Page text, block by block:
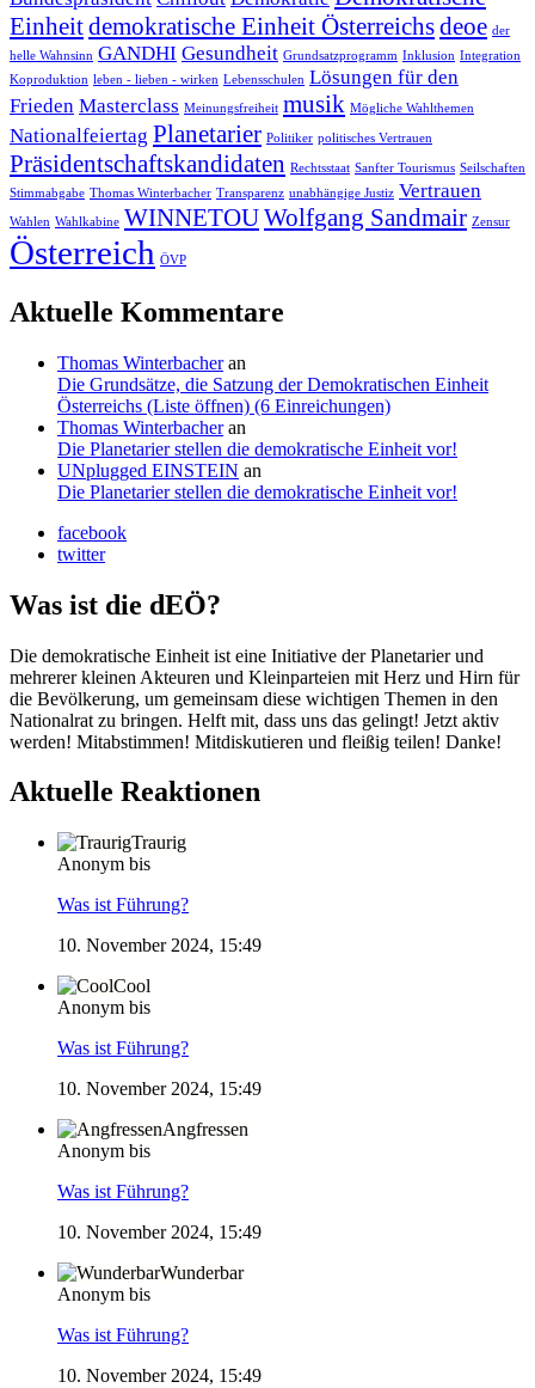
Einheitdemokratische Einheit Österreichsdeoe der
helle Wahnsinn GANDHI Gesundheit Grundsatzprogramm Inklusion Integration
Koproduktion leben - lieben - wirken Lebensschulen Lösungen für den
Frieden Masterclass Meinungsfreiheit musik Mögliche Wahlthemen
Nationalfeiertag Planetarier Politiker politisches Vertrauen
Präsidentschaftskandidaten Rechtsstaat Sanfter Tourismus Seilschaften
Stimmabgabe Thomas Winterbacher Transparenz unabhängige Justiz Vertrauen
Wahlen Wahlkabine WINNETOUWolfgang Sandmair Zensur
Österreich ÖVP
Aktuelle Kommentare
Thomas Winterbacheran
Die Grundsätze, die Satzung der Demokratischen Einheit
Österreichs (Liste öffnen) (6 Einreichungen)
Thomas Winterbacheran
Die Planetarier stellen die demokratische Einheit vor!
UNplugged EINSTEIN an
Die Planetarier stellen die demokratische Einheit vor!
facebook
twitter
Was ist die dEÖ?
Die demokratische Einheit ist eine Initiative der Planetarier und
mehrerer kleinen Akteuren und Kleinparteien mit Herz und Hirn für
die Bevölkerung, um gemeinsam diese wichtigen Themen in den
Nationalrat zu bringen. Helft mit, dass uns das gelingt! Jetzt aktiv
werden! Mitabstimmen! Mitdiskutieren und fleißig teilen! Danke!
Aktuelle Reaktionen
Traurig
Anonym bis
Was ist Führung?
10. November 2024, 15:49
Cool
Anonym bis
Was ist Führung?
10. November 2024, 15:49
Angfressen
Anonym bis
Was ist Führung?
10. November 2024, 15:49
Wunderbar
Anonym bis
Was ist Führung?
10. November 2024, 15:49